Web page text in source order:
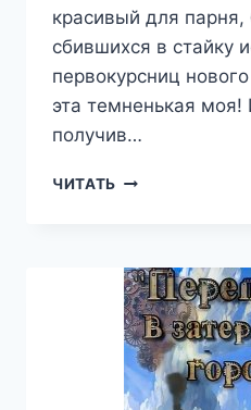
красивый для
сбившихся в стайку
первокурсниц
эта темненькая
получив…
ЧИТАТЬ ФАКУЛЬТЕТ